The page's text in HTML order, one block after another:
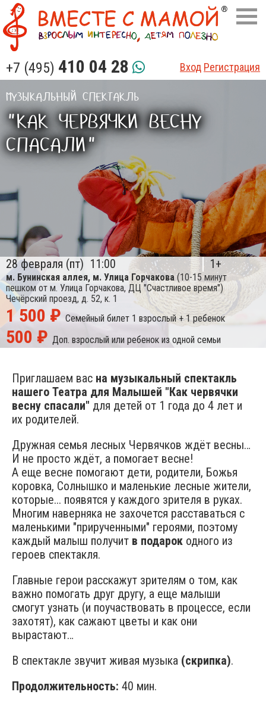
+7 (495) 410 04 28 Вход Регистрация
МУЗЫКАЛЬНЫЙ СПЕКТАКЛЬ
"КАК ЧЕРВЯЧКИ ВЕСНУ
СПАСАЛИ"
28 февраля (пт) 11:00 1+
м. Бунинская аллея, м. Улица Горчакова(10-15 минут
пешком от м. Улица Горчакова, ДЦ "Счастливое время")
Чечёрский проезд, д. 52, к. 1
1 500 ₽ Семейный билет 1 взрослый + 1 ребенок
500 ₽ Доп. взрослый или ребенок из одной семьи
Приглашаем вас на музыкальный спектакль
нашего Театра для Малышей "Как червячки
весну спасали" для детей от 1 года до 4 лет и
их родителей.
Дружная семья лесных Червячков ждёт весны…
И не просто ждёт, а помогает весне!
А еще весне помогают дети, родители, Божья
коровка, Солнышко и маленькие лесные жители,
которые... появятся у каждого зрителя в руках.
Многим наверняка не захочется расставаться с
маленькими "прирученными" героями, поэтому
каждый малыш получит в подарок одного из
героев спектакля.
Главные герои расскажут зрителям о том, как
важно помогать друг другу, а еще малыши
смогут узнать (и поучаствовать в процессе, если
захотят), как сажают цветы и как они
вырастают…
В спектакле звучит живая музыка (скрипка).
Продолжительность: 40 мин.